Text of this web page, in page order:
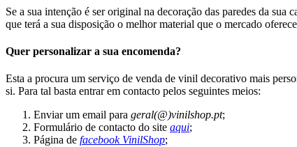
Se a sua intenção é ser original na decoração das paredes da
que terá a sua disposição o melhor material que o mercado
Quer personalizar a sua encomenda?
Esta a procura um serviço de venda de vinil decorativo mais
si. Para tal basta entrar em contacto pelos seguintes meios:
Enviar um email para geral(@)vinilshop.pt;
Formulário de contacto do site aqui;
Página de facebook VinilShop;